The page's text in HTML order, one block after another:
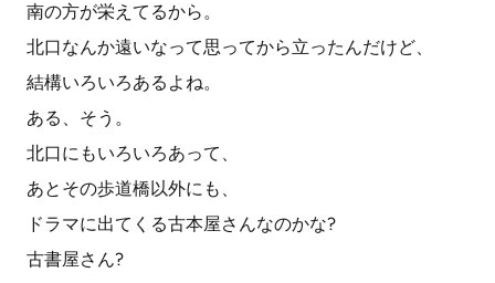
南の方が栄えてるから。
北口なんか遠いなって思ってから立ったんだけど、
結構いろいろあるよね。
ある、そう。
北口にもいろいろあって、
あとその歩道橋以外にも、
ドラマに出てくる古本屋さんなのかな?
古書屋さん?